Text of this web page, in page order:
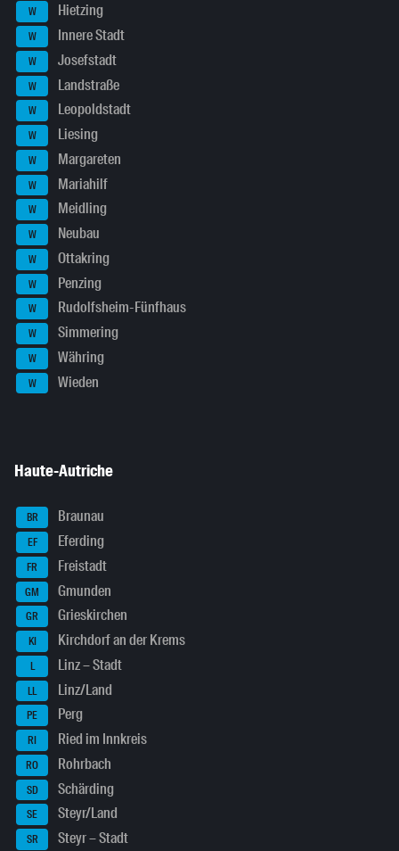
W Hietzing
W Innere Stadt
W Josefstadt
W Landstraße
W Leopoldstadt
W Liesing
W Margareten
W Mariahilf
W Meidling
W Neubau
W Ottakring
W Penzing
W Rudolfsheim-Fünfhaus
W Simmering
W Währing
W Wieden
Haute-Autriche
BR Braunau
EF Eferding
FR Freistadt
GM Gmunden
GR Grieskirchen
KI Kirchdorf an der Krems
L Linz – Stadt
LL Linz/Land
PE Perg
RI Ried im Innkreis
RO Rohrbach
SD Schärding
SE Steyr/Land
SR Steyr – Stadt